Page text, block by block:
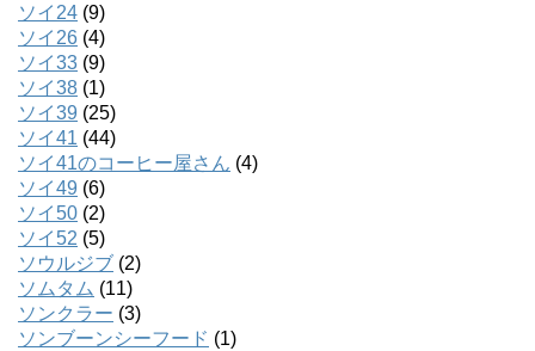
ソイ24 (9)
ソイ26 (4)
ソイ33 (9)
ソイ38 (1)
ソイ39 (25)
ソイ41 (44)
ソイ41のコーヒー屋さん (4)
ソイ49 (6)
ソイ50 (2)
ソイ52 (5)
ソウルジブ (2)
ソムタム (11)
ソンクラー (3)
ソンブーンシーフード (1)